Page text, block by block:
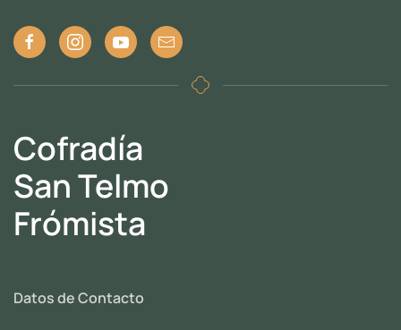
Cofradía
San Telmo
Frómista
Datos de Contacto